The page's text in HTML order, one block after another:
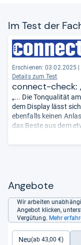
Im Test der
Erschienen: 03.02.2025 |
Details zum Test
connect-check:
„... Die Tonqualität
dem Display lässt
ebenfalls keinen
das Beste aus dem
auch Unterstützung
netzbasierten
Angebote
Wir arbeiten
Angebot klicken,
Vergütung. Mehr
Neu(ab 43,00 €)